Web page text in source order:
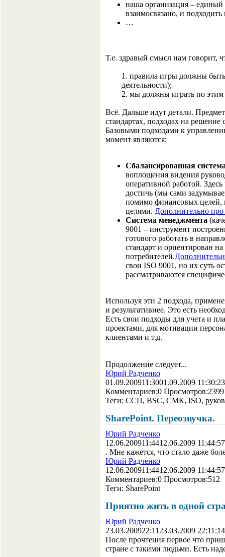
наша организация –
взаимосвязано, и
…
Т.е. здравый смысл нам говорит,
1. правила игры должны
деятельности);
2. мы должны играть по этим
Всё. Дальше идут детали.
стандартах, подходах на решение
Базовыми подходами к
момент являются:
Сбалансированная
воплощения видения
оперативной работой.
достичь (мы сами
помимо финансовых целей,
целями. Дополнительно
Система менеджмента
9001 – инструмент
готового работать в
стандарт и ориентирован
потребителей.
свои ISO 9001, но их суть
рассматриваются
Используя эти 2 подхода,
и результативнее. Это есть
Есть свои подходы для учета и
проектами, для мотивации
клиентами и т.д.
Продолжение следует...
Юрий Радченко
01.09.200911:3001.09.2009 11:30:23
Комментариев:0 Просмотров:2399
Теги: ССП, BSC, СМК, ISO,
SharePoint. Переозвучка.
Юрий Радченко
12.06.200911:4412.06.2009 11:44:57
. Мне кажется, что стало даже
Юрий Радченко
12.06.200911:4412.06.2009 11:44:57
Комментариев:0 Просмотров:512
Теги: SharePoint
Приятно жить в одной
Юрий Радченко
23.03.200922:11 23.03.2009 22:11:14
После прочтения первое что
стране с такими людьми. Есть